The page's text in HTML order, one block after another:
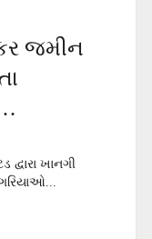
જમીન
દ્વારા ખાનગી